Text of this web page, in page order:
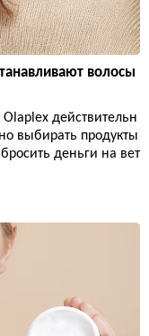
волосы
действительн
выбирать продукты
деньги на вет